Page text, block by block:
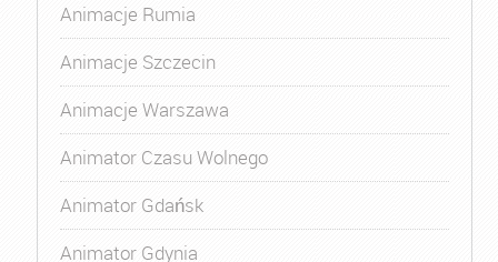
Animacje Rumia
Animacje Szczecin
Animacje Warszawa
Animator Czasu Wolnego
Animator Gdańsk
Animator Gdynia